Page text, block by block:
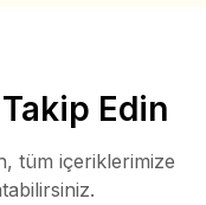
Edin
tüm içeriklerimize